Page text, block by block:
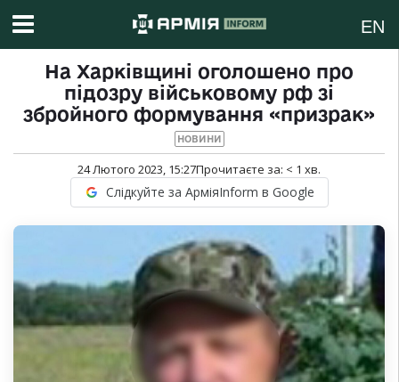
EN
На Харківщині оголошено про
підозру військовому рф зі
збройного формування «призрак»
НОВИНИ
24 Лютого 2023, 15:27Прочитаєте за: < 1 хв.
Слідкуйте за АрміяInform в Google